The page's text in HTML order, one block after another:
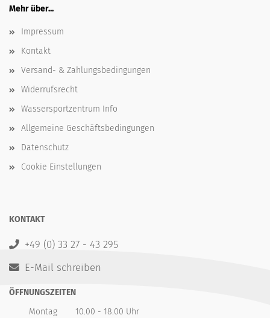
Mehr über...
Impressum
Kontakt
Versand- & Zahlungsbedingungen
Widerrufsrecht
Wassersportzentrum Info
Allgemeine Geschäftsbedingungen
Datenschutz
Cookie Einstellungen
KONTAKT
+49 (0) 33 27 - 43 295
E-Mail schreiben
ÖFFNUNGSZEITEN
Montag
10.00 - 18.00 Uhr